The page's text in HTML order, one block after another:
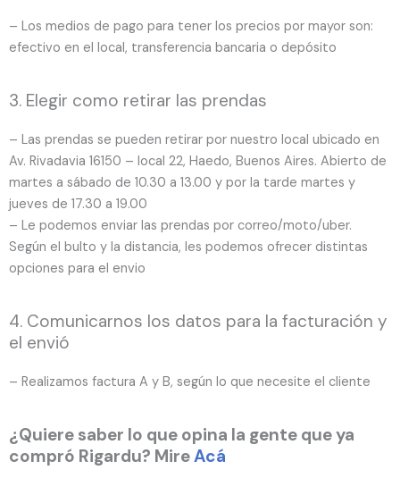
– Los medios de pago para tener los precios por mayor son:
efectivo en el local, transferencia bancaria o depósito
3. Elegir como retirar las prendas
– Las prendas se pueden retirar por nuestro local ubicado en
Av. Rivadavia 16150 – local 22, Haedo, Buenos Aires. Abierto de
martes a sábado de 10.30 a 13.00 y por la tarde martes y
jueves de 17.30 a 19.00
– Le podemos enviar las prendas por correo/moto/uber.
Según el bulto y la distancia, les podemos ofrecer distintas
opciones para el envio
4. Comunicarnos los datos para la facturación y
el envió
– Realizamos factura A y B, según lo que necesite el cliente
¿Quiere saber lo que opina la gente que ya
compró Rigardu? MireAcá